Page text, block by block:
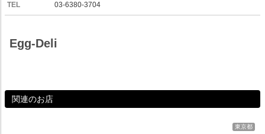
TEL 03-6380-3704
Egg-Deli
関連のお店
東京都